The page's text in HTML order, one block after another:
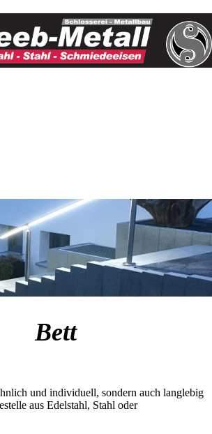
Bett
und individuell, sondern auch langlebig
aus Edelstahl, Stahl oder